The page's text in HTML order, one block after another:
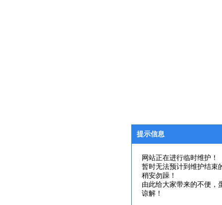
提示信息
网站正在进行临时维护！
暂时无法预计到维护结束
稍安勿躁！
由此给大家带来的不便，
谅解！